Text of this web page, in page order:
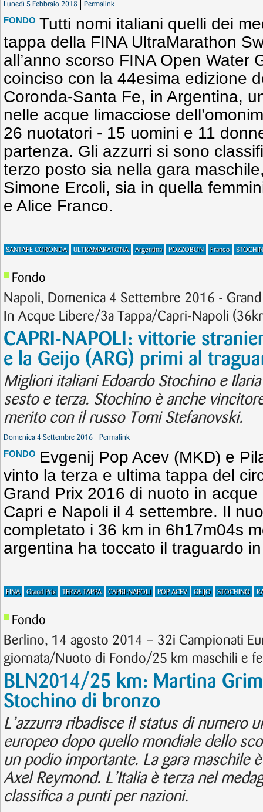
Lunedì 5 Febbraio 2018 Permalink
FONDO Tutti nomi italiani quelli dei
tappa della FINA UltraMarathon
all’anno scorso FINA Open Water
coinciso con la 44esima edizione
Coronda-Santa Fe, in Argentina,
nelle acque limacciose
26 nuotatori - 15 uomini e 11
partenza. Gli azzurri si sono
terzo posto sia nella gara
Simone Ercoli, sia in quella
e Alice Franco.
SANTAFE CORONDA ULTRAMARATONA Argentina POZZOBON Franco
Fondo
Napoli, Domenica 4 Settembre 2016 -
In Acque Libere/3a Tappa/Capri-Napoli
CAPRI-NAPOLI: vittorie
e la Geijo (ARG) primi al
Migliori italiani Edoardo Stochino e
sesto e terza. Stochino è anche
merito con il russo Tomi Stefanovski.
Domenica 4 Settembre 2016 Permalink
FONDO Evgenij Pop Acev (MKD) e
vinto la terza e ultima tappa del
Grand Prix 2016 di nuoto in
Capri e Napoli il 4 settembre. Il
completato i 36 km in 6h17m04s
argentina ha toccato il traguardo
FINA Grand Prix TERZA TAPPA CAPRI-NAPOLI POP ACEV GEIJO STOCHINO
Fondo
Berlino, 14 agosto 2014 – 32i Campionati
giornata/Nuoto di Fondo/25 km maschili e
BLN2014/25 km: Martina
Stochino di bronzo
L’azzurra ribadisce il status di numero
europeo dopo quello mondiale dello
un podio importante. La gara maschile
Axel Reymond. L’Italia è terza nel
classifica a punti per nazioni.